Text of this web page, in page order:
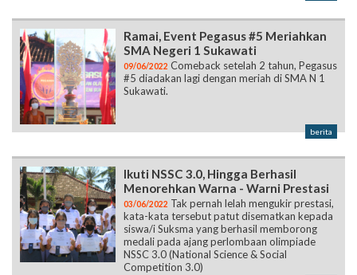
Ramai, Event Pegasus #5 Meriahkan
SMA Negeri 1 Sukawati
09/06/2022 Comeback setelah 2 tahun, Pegasus
#5 diadakan lagi dengan meriah di SMA N 1
Sukawati.
berita
Ikuti NSSC 3.0, Hingga Berhasil
Menorehkan Warna - Warni Prestasi
03/06/2022 Tak pernah lelah mengukir prestasi,
kata-kata tersebut patut disematkan kepada
siswa/i Suksma yang berhasil memborong
medali pada ajang perlombaan olimpiade
NSSC 3.0 (National Science & Social
Competition 3.0)